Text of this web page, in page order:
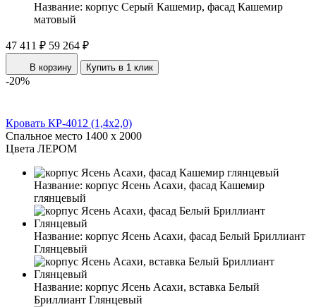
Название: корпус Серый Кашемир, фасад Кашемир
матовый
47 411 ₽ 59 264 ₽
В корзину Купить в 1 клик
-20%
Кровать КР-4012 (1,4x2,0)
Спальное место 1400 x 2000
Цвета ЛЕРОМ
Название: корпус Ясень Асахи, фасад Кашемир
глянцевый
Название: корпус Ясень Асахи, фасад Белый Бриллиант
Глянцевый
Название: корпус Ясень Асахи, вставка Белый
Бриллиант Глянцевый